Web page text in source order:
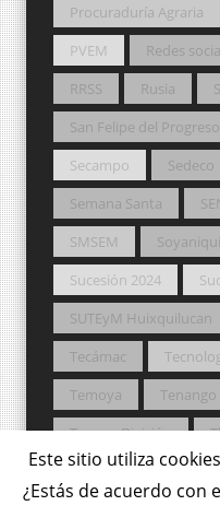
Este sitio utiliza
¿Estás de acuerdo con
Procuraduría Agraria
PVEM
Redes
RRSS
Rusia
San Felipe del Progreso
Secampo
Sedeco
Semana Santa
SMSEM
Sucesión 2024
SUTEyM Huixquilucan
Tecámac
Temoya
Tenango
Tercera División
Toluca
Tonanitla